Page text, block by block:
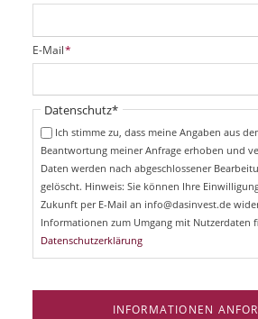
f
i
c
t
f
P
f
i
E-Mail*
Pflichtfeld
Datenschutz*
Ich stimme zu, dass meine Angaben aus
Beantwortung meiner Anfrage erhoben und
Daten werden nach abgeschlossener
gelöscht. Hinweis: Sie können Ihre
Zukunft per E-Mail an info@dasinvest.de
Informationen zum Umgang mit Nutzerdaten
Datenschutzerklärung
INFORMATIONEN